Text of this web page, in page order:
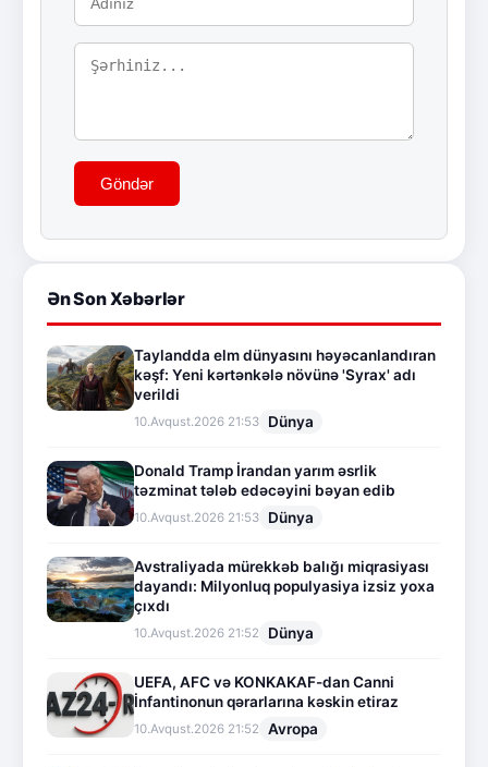
Göndər
Ən Son Xəbərlər
Taylandda elm dünyasını həyəcanlandıran
kəşf: Yeni kərtənkələ növünə 'Syrax' adı
verildi
10.Avqust.2026 21:53 Dünya
Donald Tramp İrandan yarım əsrlik
təzminat tələb edəcəyini bəyan edib
10.Avqust.2026 21:53 Dünya
Avstraliyada mürekkəb balığı miqrasiyası
dayandı: Milyonluq populyasiya izsiz yoxa
çıxdı
10.Avqust.2026 21:52 Dünya
UEFA, AFC və KONKAKAF-dan Canni
İnfantinonun qərarlarına kəskin etiraz
10.Avqust.2026 21:52 Avropa